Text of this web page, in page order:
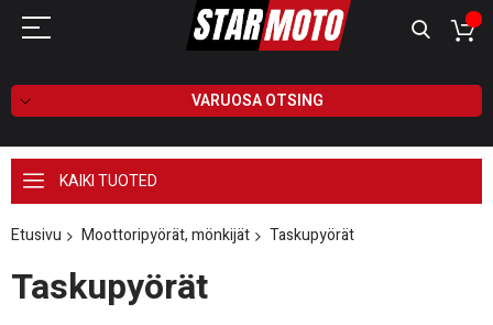
VARUOSA OTSING
KAIKI TUOTED
Etusivu Moottoripyörät, mönkijät Taskupyörät
Taskupyörät